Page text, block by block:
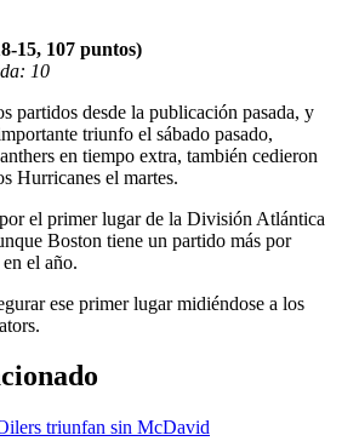
15, 107 puntos)
10
partidos desde la publicación pasada, y
triunfo el sábado pasado,
en tiempo extra, también cedieron
Hurricanes el martes.
el primer lugar de la División Atlántica
Boston tiene un partido más por
el año.
ese primer lugar midiéndose a los